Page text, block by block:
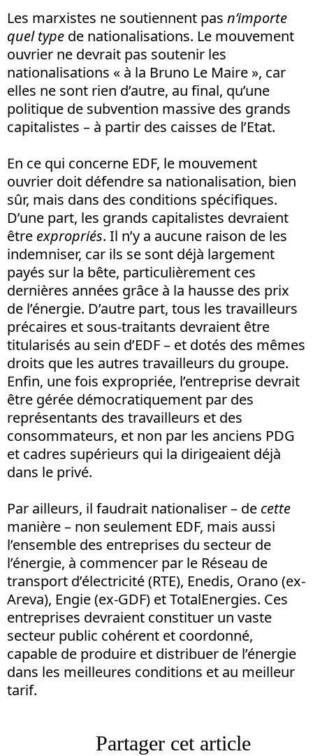
Les marxistes ne soutiennent pas n’importe
quel type de nationalisations. Le mouvement
ouvrier ne devrait pas soutenir les
nationalisations « à la Bruno Le Maire », car
elles ne sont rien d’autre, au final, qu’une
politique de subvention massive des grands
capitalistes – à partir des caisses de l’Etat.
En ce qui concerne EDF, le mouvement
ouvrier doit défendre sa nationalisation, bien
sûr, mais dans des conditions spécifiques.
D’une part, les grands capitalistes devraient
être expropriés. Il n’y a aucune raison de les
indemniser, car ils se sont déjà largement
payés sur la bête, particulièrement ces
dernières années grâce à la hausse des prix
de l’énergie. D’autre part, tous les travailleurs
précaires et sous-traitants devraient être
titularisés au sein d’EDF – et dotés des mêmes
droits que les autres travailleurs du groupe.
Enfin, une fois expropriée, l’entreprise devrait
être gérée démocratiquement par des
représentants des travailleurs et des
consommateurs, et non par les anciens PDG
et cadres supérieurs qui la dirigeaient déjà
dans le privé.
Par ailleurs, il faudrait nationaliser – de cette
manière – non seulement EDF, mais aussi
l’ensemble des entreprises du secteur de
l’énergie, à commencer par le Réseau de
transport d’électricité (RTE), Enedis, Orano (ex-
Areva), Engie (ex-GDF) et TotalEnergies. Ces
entreprises devraient constituer un vaste
secteur public cohérent et coordonné,
capable de produire et distribuer de l’énergie
dans les meilleures conditions et au meilleur
tarif.